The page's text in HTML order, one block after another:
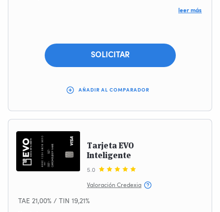
leer más
SOLICITAR
AÑADIR AL COMPARADOR
Tarjeta EVO
Inteligente
5.0
Valoración Credexia
TAE 21,00% / TIN 19,21%